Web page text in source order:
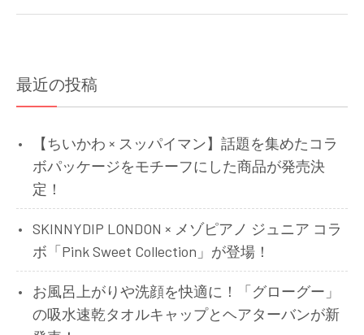
ョ
ン
最近の投稿
【ちいかわ × スッパイマン】話題を集めたコラ
ボパッケージをモチーフにした商品が発売決
定！
SKINNYDIP LONDON × メゾピアノ ジュニア コラ
ボ「Pink Sweet Collection」が登場！
お風呂上がりや洗顔を快適に！「グローグー」
の吸水速乾タオルキャップとヘアターバンが新